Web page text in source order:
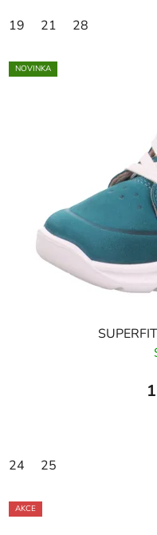
19 21 28
NOVINKA
24 25
AKCE